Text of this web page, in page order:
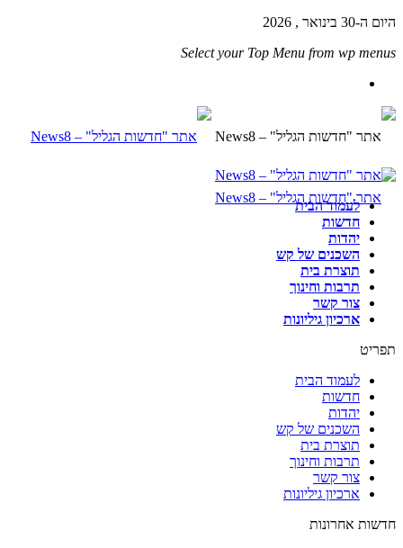
היום ה-30 בינואר , 2026
Select your Top Menu from wp menus
לעמוד הבית
חדשות
יהדות
השכנים של קש
תוצרת בית
תרבות וחינוך
צור קשר
ארכיון גיליונות
תפריט
לעמוד הבית
חדשות
יהדות
השכנים של קש
תוצרת בית
תרבות וחינוך
צור קשר
ארכיון גיליונות
חדשות אחרונות